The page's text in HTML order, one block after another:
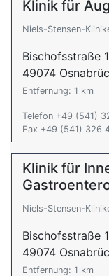
Klinik für
Niels-Stensen-
Bischofsstraße 1
49074
Entfernung: 1 km
Telefon +49 (541)
Fax +49 (541) 326
Klinik für
Niels-Stensen-
Bischofsstraße 1
49074
Entfernung: 1 km